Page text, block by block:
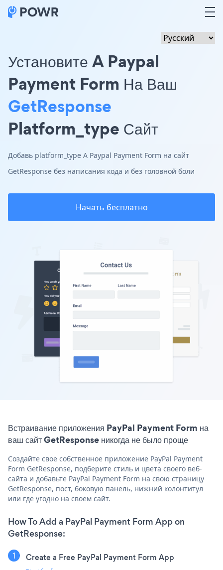
Установите A Paypal
Payment Form На Ваш
GetResponse
Platform_type Сайт
Добавь platform_type A Paypal Payment Form на сайт
GetResponse без написания кода и без головной боли
Начать бесплатно
Встраивание приложения PayPal Payment Form на
ваш сайт GetResponse никогда не было проще
Создайте свое собственное приложение PayPal Payment
Form GetResponse, подберите стиль и цвета своего веб-
сайта и добавьте PayPal Payment Form на свою страницу
GetResponse, пост, боковую панель, нижний колонтитул
или где угодно на своем сайт.
How To Add a PayPal Payment Form App on
GetResponse:
Create a Free PayPal Payment Form App